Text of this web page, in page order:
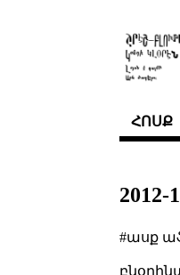
ՀՈՍՔ
2012-
#ասք